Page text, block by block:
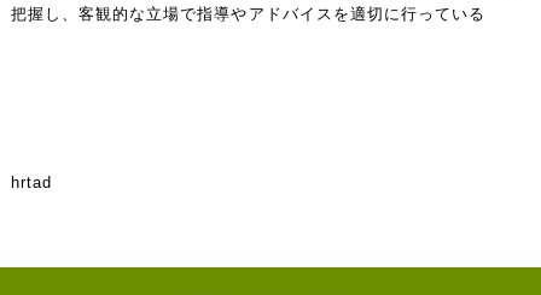
把握し、客観的な立場で指導やアドバイスを適切に行っている
hrtad